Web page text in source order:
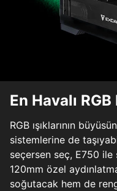
En Havalı
RGB ışıklarının
sistemlerine de
seçersen seç, E750
120mm özel
soğutacak hem de